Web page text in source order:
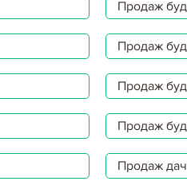
Продаж
Продаж
Продаж
Продаж
Продаж дач